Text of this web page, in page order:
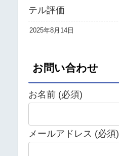
テル評価
2025年8月14日
お問い合わせ
お名前 (必須)
メールアドレス (必須)